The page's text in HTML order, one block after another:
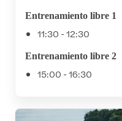
Entrenamiento libre 1
11:30 - 12:30
Entrenamiento libre 2
15:00 - 16:30